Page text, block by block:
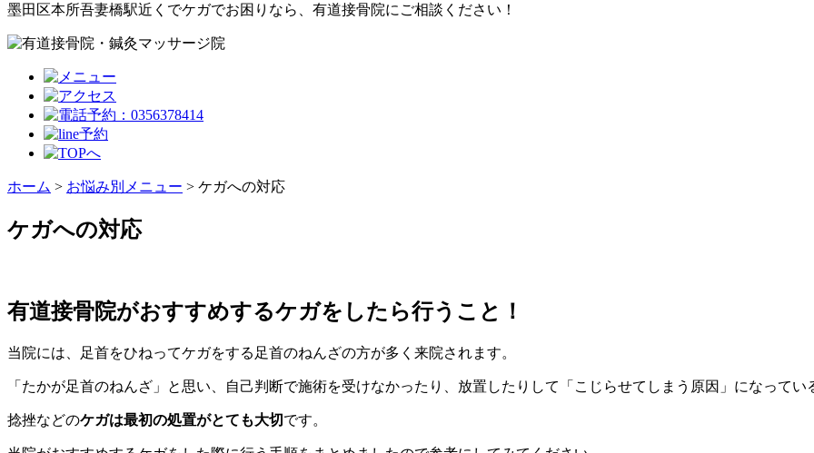
墨田区本所吾妻橋駅近くでケガでお困りなら、有道接骨院にご相談ください！
ホーム > お悩み別メニュー > ケガへの対応
ケガへの対応
有道接骨院がおすすめするケガをしたら行うこと！
当院には、足首をひねってケガをする足首のねんざの方が多く来院されます。
「たかが足首のねんざ」と思い、自己判断で施術を受けなかったり、放置したりして「こじらせてしまう原因」になってい
捻挫などのケガは最初の処置がとても大切です。